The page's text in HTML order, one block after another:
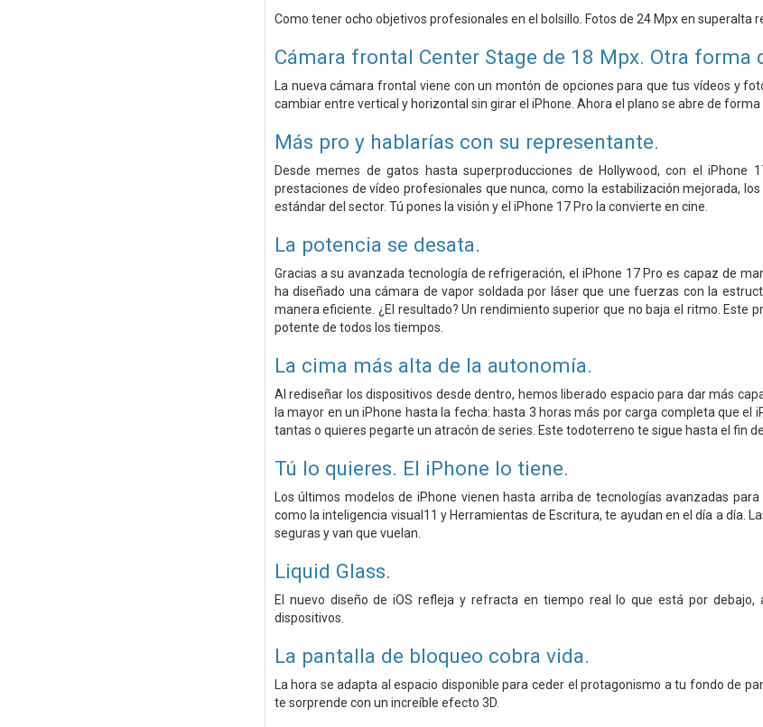
Como tener ocho objetivos profesionales en el bolsillo. Fotos de 24 Mpx en superalta
Cámara frontal Center Stage de 18 Mpx. Otra forma
La nueva cámara frontal viene con un montón de opciones para que tus vídeos y
cambiar entre vertical y horizontal sin girar el iPhone. Ahora el plano se abre de
Más pro y hablarías con su representante.
Desde memes de gatos hasta superproducciones de Hollywood, con el
prestaciones de vídeo profesionales que nunca, como la estabilización mejorada,
estándar del sector. Tú pones la visión y el iPhone 17 Pro la convierte en cine.
La potencia se desata.
Gracias a su avanzada tecnología de refrigeración, el iPhone 17 Pro es capaz de
ha diseñado una cámara de vapor soldada por láser que une fuerzas con la
manera eficiente. ¿El resultado? Un rendimiento superior que no baja el ritmo. Este
potente de todos los tiempos.
La cima más alta de la autonomía.
Al rediseñar los dispositivos desde dentro, hemos liberado espacio para dar más
la mayor en un iPhone hasta la fecha: hasta 3 horas más por carga completa que el
tantas o quieres pegarte un atracón de series. Este todoterreno te sigue hasta el fin
Tú lo quieres. El iPhone lo tiene.
Los últimos modelos de iPhone vienen hasta arriba de tecnologías avanzadas
como la inteligencia visual11 y Herramientas de Escritura, te ayudan en el día a día.
seguras y van que vuelan.
Liquid Glass.
El nuevo diseño de iOS refleja y refracta en tiempo real lo que está por
dispositivos.
La pantalla de bloqueo cobra vida.
La hora se adapta al espacio disponible para ceder el protagonismo a tu fondo de
te sorprende con un increíble efecto 3D.